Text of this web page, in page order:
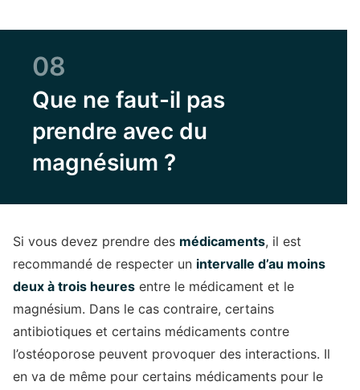
08
Que ne faut-il pas
prendre avec du
magnésium ?
Si vous devez prendre des médicaments, il est
recommandé de respecter un intervalle d’au moins
deux à trois heures entre le médicament et le
magnésium. Dans le cas contraire, certains
antibiotiques et certains médicaments contre
l’ostéoporose peuvent provoquer des interactions. Il
en va de même pour certains médicaments pour le